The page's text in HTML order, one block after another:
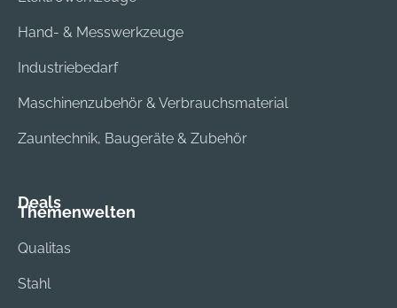
Hand- & Messwerkzeuge
Industriebedarf
Maschinenzubehör & Verbrauchsmaterial
Zauntechnik, Baugeräte & Zubehör
Deals
Themenwelten
Qualitas
Stahl